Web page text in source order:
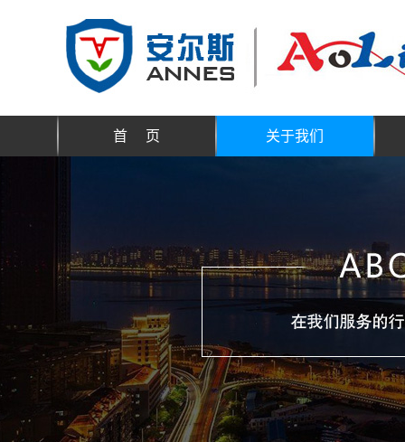
首 页 关于我们